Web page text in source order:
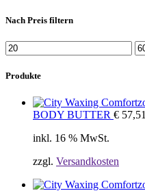
Nach Preis filtern
Produkte
BODY BUTTER € 57,51
inkl. 16 % MwSt.
zzgl. Versandkosten